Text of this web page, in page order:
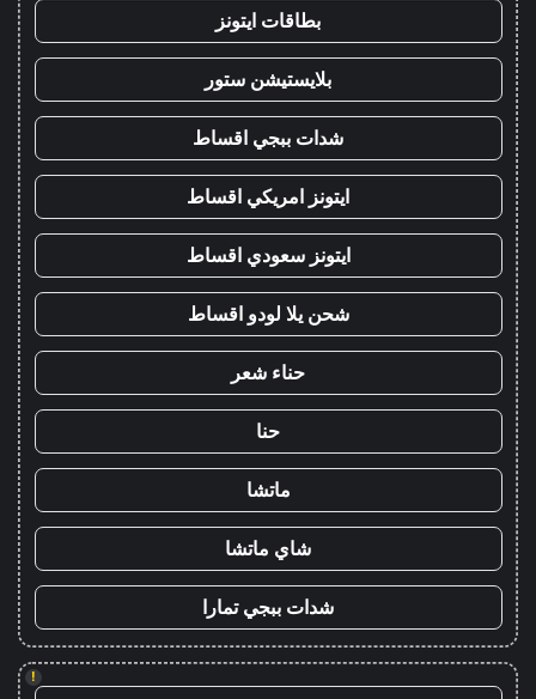
بطاقات ايتونز
بلايستيشن ستور
شدات ببجي اقساط
ايتونز امريكي اقساط
ايتونز سعودي اقساط
شحن يلا لودو اقساط
حناء شعر
حنا
ماتشا
شاي ماتشا
شدات ببجي تمارا
!